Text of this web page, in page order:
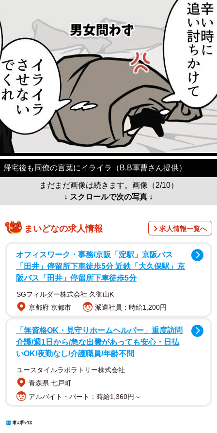
帰宅後も同僚の言葉にイライラ（B.B軍曹さん提供）
まだまだ画像は続きます。画像（2/10）
↓ スクロールで次の写真 ↓
まいどなの求人情報 求人情報一覧へ
オフィスワーク・事務/京阪「淀駅」京阪バス
「田井」停留所下車徒歩5分 近鉄「大久保駅」京
阪バス「田井」停留所下車徒歩5分
SGフィルダー株式会社 久御山K
京都府 京都市
派遣社員：時給1,200円
「無資格OK・見守りホームヘルパー」重度訪問
介護/週1日から/急な出費があっても安心・日払
いOK/夜勤なし/介護職員/年齢不問
ユースタイルラボラトリー株式会社
青森県 七戸町
アルバイト・パート：時給1,360円～